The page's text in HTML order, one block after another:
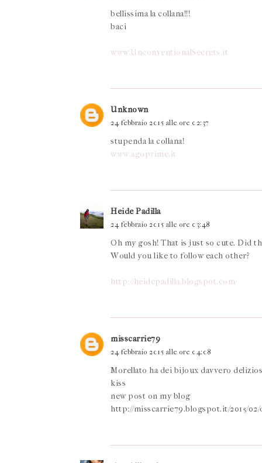
bellissima la collana!!!
baci
www.UnconventionalSecrets.it
Unknown
24 febbraio 2015 alle ore 02:37
stupenda la collana!
www.agoprime.it
Heide Padilla
24 febbraio 2015 alle ore 03:48
Oh my gosh! That is just so cute. Did
Would you like to follow each other?
http://heidepadilla.blogspot.com/
misscarrie79
24 febbraio 2015 alle ore 04:08
Morellato ha dei bijoux davvero
kiss
new post on my blog
http://misscarrie79.blogspot.it/2015/